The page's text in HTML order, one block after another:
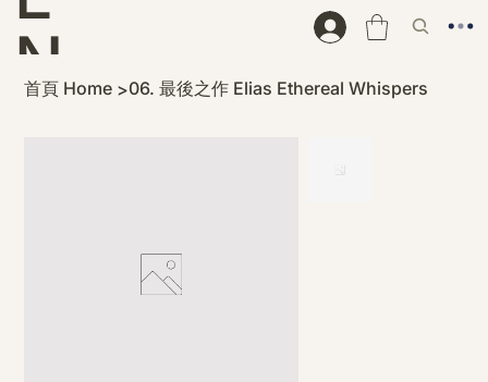
N
D
首頁 Home >06. 最後之作 Elias Ethereal Whispers